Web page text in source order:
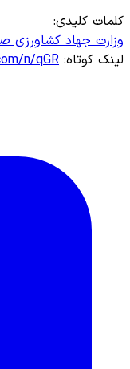
کلمات کلیدی:
وزارت جهاد کشاورزی
لینک کوتاه: n/qGR